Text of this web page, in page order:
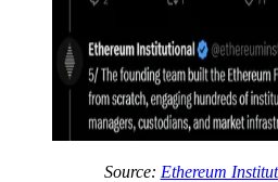
Source: Ethereum